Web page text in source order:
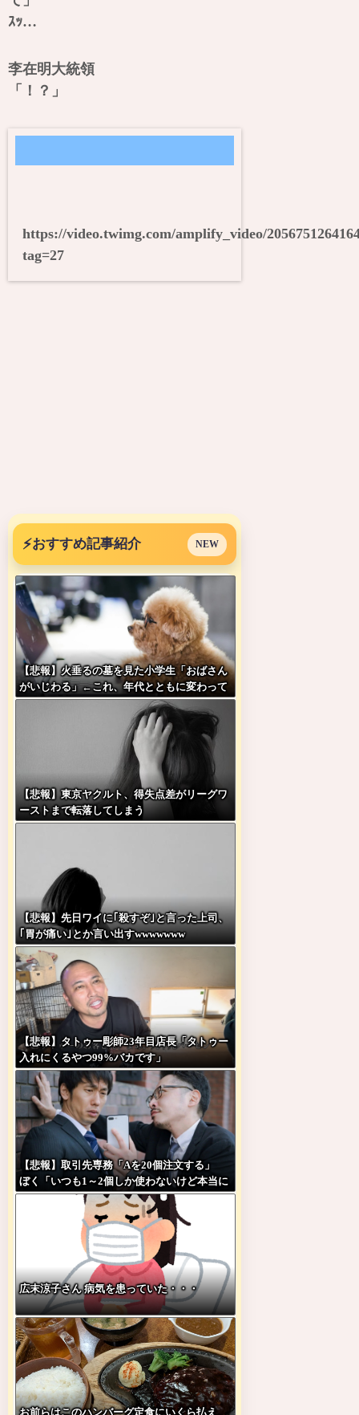
ｽｯ…
李在明大統領
「！？」
https://video.twimg.com/amplify_video/
tag=27
⚡おすすめ記事紹介 NEW
【悲報】火垂るの墓を見た小学生「おばさん
がいじわる」←これ、年代とともに変わって
いくよな…
【悲報】東京ヤクルト、得失点差がリーグワ
ーストまで転落してしまう
【悲報】先日ワイに｢殺すぞ｣と言った上司、
｢胃が痛い｣とか言い出すwwwwwww
【悲報】タトゥー彫師23年目店長「タトゥー
入れにくるやつ99%バカです」
【悲報】取引先専務「Aを20個注文する」
ぼく「いつも1～2個しか使わないけど本当に
20であってる？」 取専「あってる」→結果
『こう』なったんだがコレワイが悪いん
か？？？？？？？？
広末涼子さん 病気を患っていた・・・
お前らはこのハンバーグ定食にいくら払え